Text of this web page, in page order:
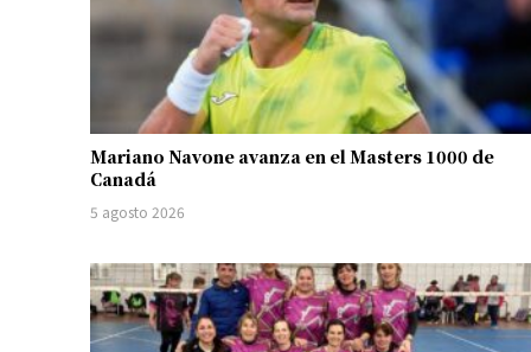
Mariano Navone avanza en el Masters 1000 de
Canadá
5 agosto 2026